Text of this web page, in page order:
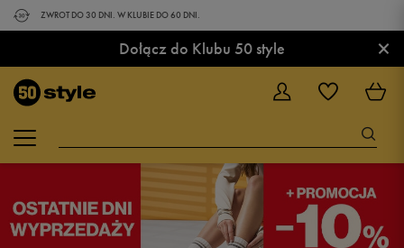
ZWROT DO 30 DNI. W KLUBIE DO 60 DNI.
Dołącz do Klubu 50 style ×